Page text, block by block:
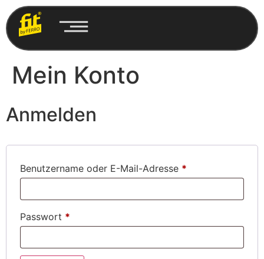
Mein Konto
Anmelden
Benutzername oder E-Mail-Adresse *
Passwort *